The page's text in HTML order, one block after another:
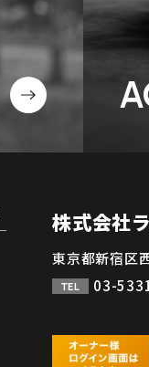
株式会社
東京都新宿区
TEL 03-